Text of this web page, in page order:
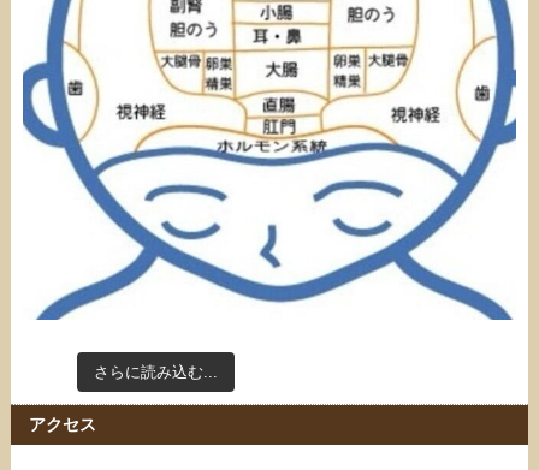
さらに読み込む...
アクセス